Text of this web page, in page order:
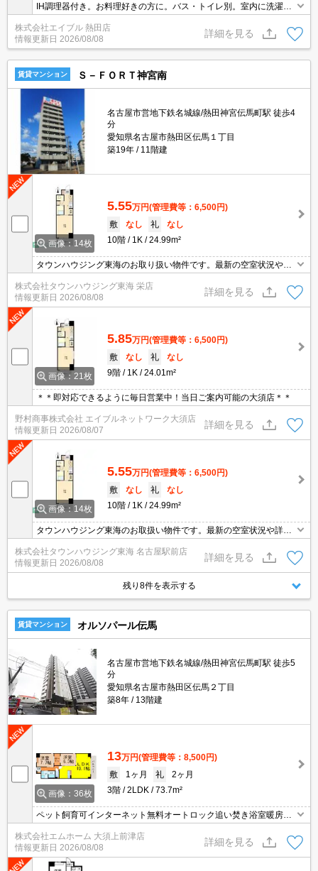
IH調理器付き。お料理好きの方に。バス・トイレ別。室内に洗濯機
輪場有。バルコニー。インターネット無料。
株式会社エイブル 熱田店
情報更新日 2026/08/08
詳細を見る
賃貸マンション Ｓ－ＦＯＲＴ神宮南
名古屋市営地下鉄名城線/熱田神宮伝馬町駅 徒歩4
分
愛知県名古屋市熱田区伝馬１丁目
築19年
11階建
画像：14枚
5.55万円(管理費等：6,500円)
敷
なし 礼
なし
10階
1K 24.99m²
タウンハウジング東海のお取り扱い物件です。最新の空室状況やの
株式会社タウンハウジング東海 栄店
情報更新日 2026/08/08
詳細を見る
画像：21枚
5.85万円(管理費等：6,500円)
敷
なし 礼
なし
9階
1K 24.01m²
＊＊即対応できるように毎日営業中！当日ご案内可能の大須店＊＊
野村商事株式会社 エイブルネットワーク大須店
情報更新日 2026/08/07
詳細を見る
画像：14枚
5.55万円(管理費等：6,500円)
敷
なし 礼
なし
10階
1K 24.99m²
タウンハウジング東海のお取扱い物件です。最新の空室状況や詳細
株式会社タウンハウジング東海 名古屋駅前店
情報更新日 2026/08/08
詳細を見る
残り8件を表示する
賃貸マンション オルソパール伝馬
名古屋市営地下鉄名城線/熱田神宮伝馬町駅 徒歩5
分
愛知県名古屋市熱田区伝馬２丁目
築8年
13階建
画像：36枚
13万円(管理費等：8,500円)
敷
1ヶ月 礼
2ヶ月
3階
2LDK 73.7m²
ペット飼育可インターネット無料オートロック追い焚き浴室暖房乾
株式会社エムホーム 大須上前津店
情報更新日 2026/08/08
詳細を見る